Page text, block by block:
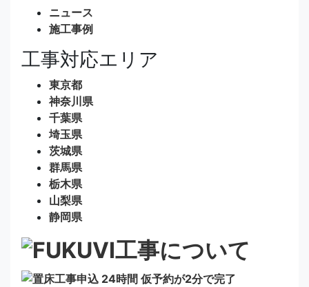
ニュース
施工事例
工事対応エリア
東京都
神奈川県
千葉県
埼玉県
茨城県
群馬県
栃木県
山梨県
静岡県